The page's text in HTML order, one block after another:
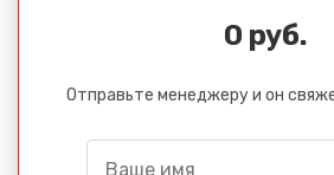
0 руб.
Отправьте менеджеру и он